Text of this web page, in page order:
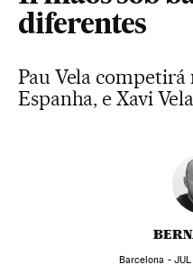
diferentes
Pau Vela competirá
Espanha, e Xavi
Barcelona - JUL